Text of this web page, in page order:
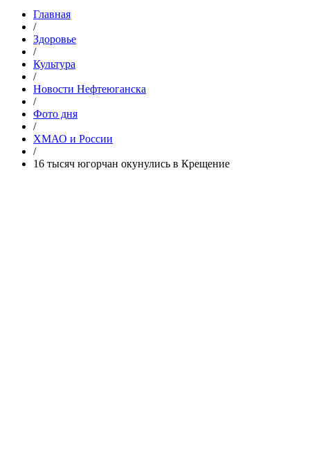
Главная
/
Здоровье
/
Культура
/
Новости Нефтеюганска
/
Фото дня
/
ХМАО и России
/
​16 тысяч югорчан окунулись в Крещение